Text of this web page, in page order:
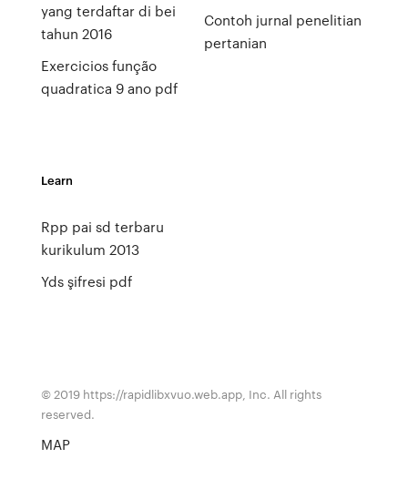
yang terdaftar di bei
tahun 2016
Exercicios função
quadratica 9 ano pdf
Contoh jurnal penelitian
pertanian
Learn
Rpp pai sd terbaru
kurikulum 2013
Yds şifresi pdf
© 2019 https://rapidlibxvuo.web.app, Inc. All rights
reserved.
MAP